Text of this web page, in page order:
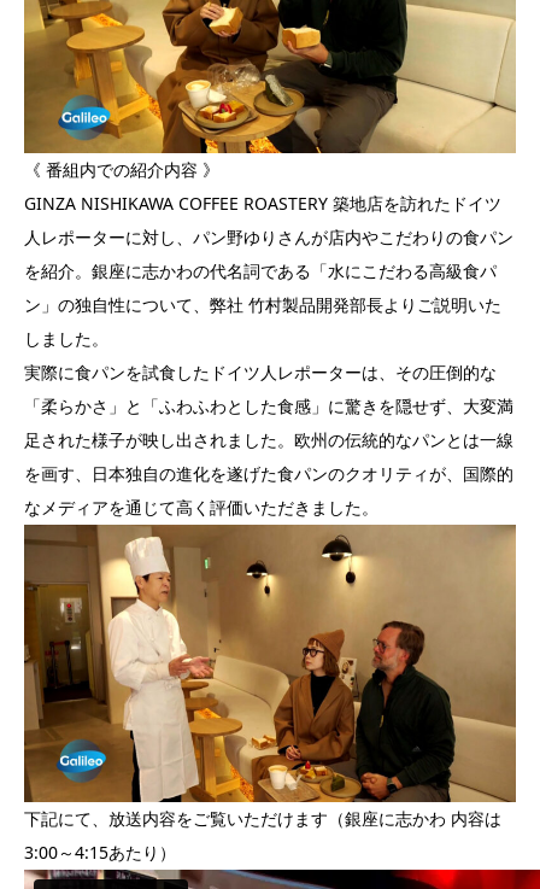
《 番組内での紹介内容 》
GINZA NISHIKAWA COFFEE ROASTERY 築地店を訪れたドイツ
人レポーターに対し、パン野ゆりさんが店内やこだわりの食パン
を紹介。銀座に志かわの代名詞である「水にこだわる高級食パ
ン」の独自性について、弊社 竹村製品開発部長よりご説明いた
しました。
実際に食パンを試食したドイツ人レポーターは、その圧倒的な
「柔らかさ」と「ふわふわとした食感」に驚きを隠せず、大変満
足された様子が映し出されました。欧州の伝統的なパンとは一線
を画す、日本独自の進化を遂げた食パンのクオリティが、国際的
なメディアを通じて高く評価いただきました。
下記にて、放送内容をご覧いただけます（銀座に志かわ 内容は
3:00～4:15あたり）